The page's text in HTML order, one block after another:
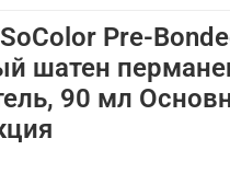
Pre-
шатен
90 мл